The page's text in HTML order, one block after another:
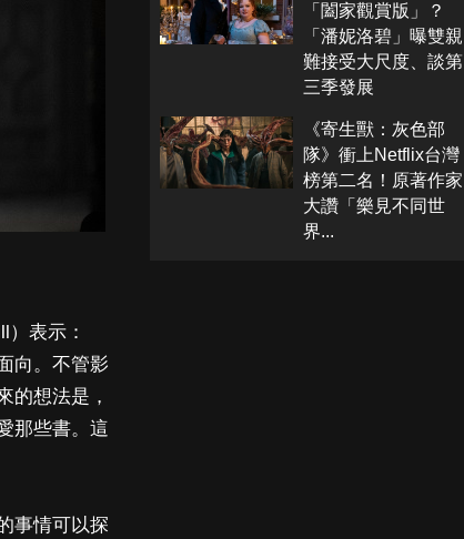
表示：
向。不管影
的想法是，
那些書。這
事情可以探
「闔家觀賞版」？
「潘妮洛碧」曝雙親
難接受大尺度、談第
三季發展
《寄生獸：灰色部
隊》衝上Netflix台灣
榜第二名！原著作家
大讚「樂見不同世
界...